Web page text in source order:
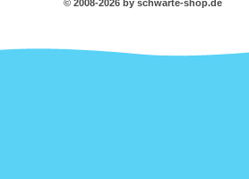
© 2008-2026 by schwarte-shop.de